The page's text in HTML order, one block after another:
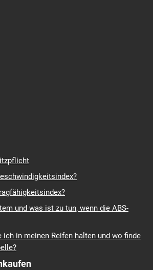
und was ist zu tun, wenn die ABS-
in meinen Reifen halten und wo finde